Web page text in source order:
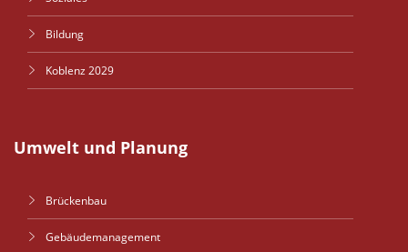
Bildung
Koblenz 2029
Umwelt und Planung
Brückenbau
Gebäudemanagement